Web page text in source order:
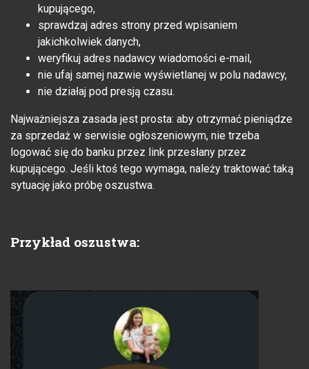
kupującego,
sprawdzaj adres strony przed wpisaniem
jakichkolwiek danych,
weryfikuj adres nadawcy wiadomości e-mail,
nie ufaj samej nazwie wyświetlanej w polu nadawcy,
nie działaj pod presją czasu.
Najważniejsza zasada jest prosta: aby otrzymać pieniądze
za sprzedaż w serwisie ogłoszeniowym, nie trzeba
logować się do banku przez link przesłany przez
kupującego. Jeśli ktoś tego wymaga, należy traktować taką
sytuację jako próbę oszustwa.
Przykład oszustwa: